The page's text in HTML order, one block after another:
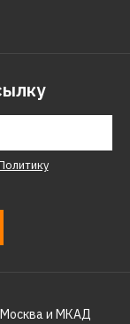
Москва и МКАД